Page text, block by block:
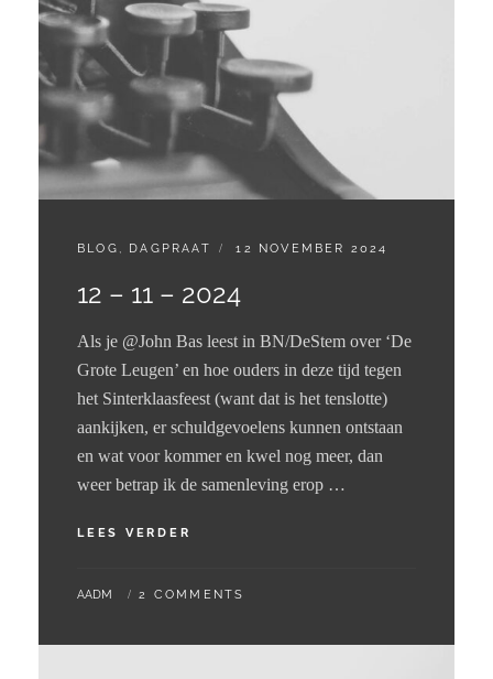
CATEGORIES:
BLOG , DAGPRAAT
GEPLAATST
12 NOVEMBER 2024
12 – 11 – 2024
Als je @John Bas leest in BN/DeStem over ‘De
Grote Leugen’ en hoe ouders in deze tijd tegen
het Sinterklaasfeest (want dat is het tenslotte)
aankijken, er schuldgevoelens kunnen ontstaan
en wat voor kommer en kwel nog meer, dan
weer betrap ik de samenleving erop …
LEES VERDER
–
BY
AADM 2 COMMENTS